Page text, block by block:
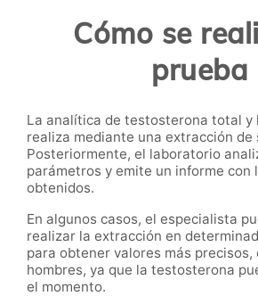
Cómo se
prueba
La analítica de testosterona total y
realiza mediante una extracción de
Posteriormente, el laboratorio
parámetros y emite un informe con
obtenidos.
En algunos casos, el especialista
realizar la extracción en
para obtener valores más precisos,
hombres, ya que la testosterona
el momento.